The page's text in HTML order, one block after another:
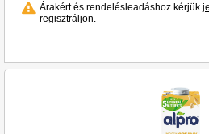
Árakért és rendelésleadáshoz kérjük
regisztráljon.